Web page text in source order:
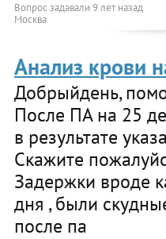
Вопрос задавали 9 лет назад
Москва
Анализ крови
Добрыйдень,
После ПА на 25
в результате
Скажите
Задержки вроде
дня , были
после па